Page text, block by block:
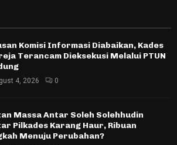
Komisi Informasi Diabaikan, Kades
Terancam Dieksekusi Melalui PTUN
4, 2026 0
Massa Antar Soleh Solehhudin
Pilkades Karang Haur, Ribuan
Menuju Perubahan?